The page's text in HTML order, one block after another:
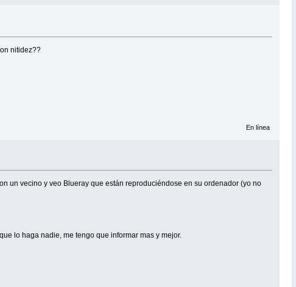
nitidez??
En línea
un vecino y veo Blueray que están reproduciéndose en su ordenador (yo no
lo haga nadie, me tengo que informar mas y mejor.